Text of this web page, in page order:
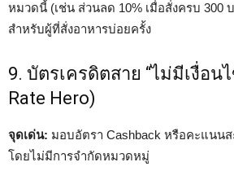
หมวดนี้ (เช่น ส่วนลด 10% เมื่อสั่งครบ 300
สำหรับผู้ที่สั่งอาหารบ่อยครั้ง
9. บัตรเครดิตสาย “ไม่มีเงื่อน
Rate Hero)
จุดเด่น: มอบอัตรา Cashback หรือคะแนน
โดยไม่มีการจำกัดหมวดหมู่